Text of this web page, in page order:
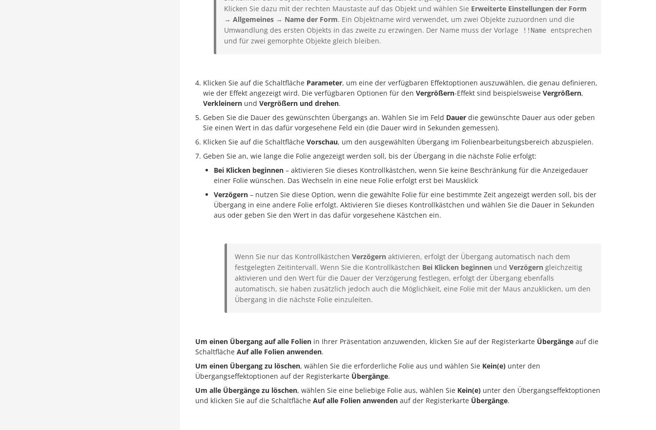
Klicken Sie dazu mit der rechten Maustaste auf das Objekt und wählen Sie Erweiterte Einstellungen der Form
→ Allgemeines → Name der Form. Ein Objektname wird verwendet, um zwei Objekte zuzuordnen und die
Umwandlung des ersten Objekts in das zweite zu erzwingen. Der Name muss der Vorlage
!!Name entsprechen
und für zwei gemorphte Objekte gleich bleiben.
Klicken Sie auf die Schaltfläche Parameter, um eine der verfügbaren Effektoptionen auszuwählen, die genau definieren,
wie der Effekt angezeigt wird. Die verfügbaren Optionen für den Vergrößern-Effekt sind beispielsweise Vergrößern,
Verkleinern und Vergrößern und drehen.
Geben Sie die Dauer des gewünschten Übergangs an. Wählen Sie im Feld Dauer die gewünschte Dauer aus oder geben
Sie einen Wert in das dafür vorgesehene Feld ein (die Dauer wird in Sekunden gemessen).
Klicken Sie auf die Schaltfläche Vorschau, um den ausgewählten Übergang im Folienbearbeitungsbereich abzuspielen.
Geben Sie an, wie lange die Folie angezeigt werden soll, bis der Übergang in die nächste Folie erfolgt:
Bei Klicken beginnen – aktivieren Sie dieses Kontrollkästchen, wenn Sie keine Beschränkung für die Anzeigedauer
einer Folie wünschen. Das Wechseln in eine neue Folie erfolgt erst bei Mausklick
Verzögern – nutzen Sie diese Option, wenn die gewählte Folie für eine bestimmte Zeit angezeigt werden soll, bis der
Übergang in eine andere Folie erfolgt. Aktivieren Sie dieses Kontrollkästchen und wählen Sie die Dauer in Sekunden
aus oder geben Sie den Wert in das dafür vorgesehene Kästchen ein.
Wenn Sie nur das Kontrollkästchen Verzögern aktivieren, erfolgt der Übergang automatisch nach dem
festgelegten Zeitintervall. Wenn Sie die Kontrollkästchen Bei Klicken beginnen und Verzögern gleichzeitig
aktivieren und den Wert für die Dauer der Verzögerung festlegen, erfolgt der Übergang ebenfalls
automatisch, sie haben zusätzlich jedoch auch die Möglichkeit, eine Folie mit der Maus anzuklicken, um den
Übergang in die nächste Folie einzuleiten.
Um einen Übergang auf alle Folien in Ihrer Präsentation anzuwenden, klicken Sie auf der Registerkarte Übergänge auf die
Schaltfläche Auf alle Folien anwenden.
Um einen Übergang zu löschen, wählen Sie die erforderliche Folie aus und wählen Sie Kein(e) unter den
Übergangseffektoptionen auf der Registerkarte Übergänge.
Um alle Übergänge zu löschen, wählen Sie eine beliebige Folie aus, wählen Sie Kein(e) unter den Übergangseffektoptionen
und klicken Sie auf die Schaltfläche Auf alle Folien anwenden auf der Registerkarte Übergänge.